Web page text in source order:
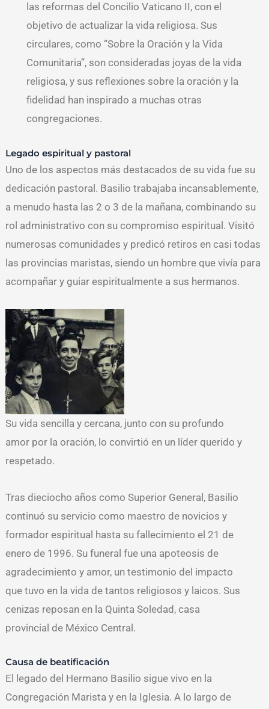
las reformas del Concilio Vaticano II, con el
objetivo de actualizar la vida religiosa. Sus
circulares, como “Sobre la Oración y la Vida
Comunitaria”, son consideradas joyas de la vida
religiosa, y sus reflexiones sobre la oración y la
fidelidad han inspirado a muchas otras
congregaciones.
Legado espiritual y pastoral
Uno de los aspectos más destacados de su vida fue su
dedicación pastoral. Basilio trabajaba incansablemente,
a menudo hasta las 2 o 3 de la mañana, combinando su
rol administrativo con su compromiso espiritual. Visitó
numerosas comunidades y predicó retiros en casi todas
las provincias maristas, siendo un hombre que vivía para
acompañar y guiar espiritualmente a sus hermanos.
Su vida sencilla y cercana, junto con su profundo
amor por la oración, lo convirtió en un líder querido y
respetado.
Tras dieciocho años como Superior General, Basilio
continuó su servicio como maestro de novicios y
formador espiritual hasta su fallecimiento el 21 de
enero de 1996. Su funeral fue una apoteosis de
agradecimiento y amor, un testimonio del impacto
que tuvo en la vida de tantos religiosos y laicos. Sus
cenizas reposan en la Quinta Soledad, casa
provincial de México Central.
Causa de beatificación
El legado del Hermano Basilio sigue vivo en la
Congregación Marista y en la Iglesia. A lo largo de